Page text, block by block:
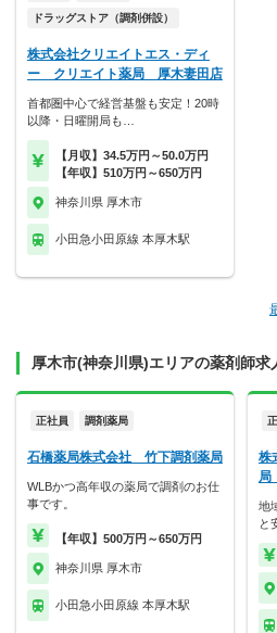
ドラッグストア（調剤併設）
株式会社クリエイトエス・ディ
ー クリエイト薬局 厚木妻田店
首都圏中心で経営基盤も安定！20時
以降・日曜開局も…
【月収】34.5万円～50.0万円
【年収】510万円～650万円
神奈川県 厚木市
小田急小田原線 本厚木駅
厚木市(神奈川県)エリアの薬剤師求
正社員 調剤薬局
石橋薬局株式会社 竹下調剤薬局
WLBかつ高年収の薬局で調剤のお仕
事です。
【年収】500万円～650万円
神奈川県 厚木市
小田急小田原線 本厚木駅
株
局
地
と